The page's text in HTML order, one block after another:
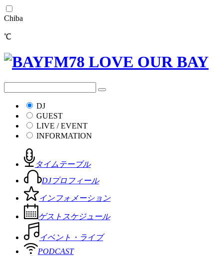
Chiba
℃
DJ
GUEST
LIVE / EVENT
INFORMATION
タイムテーブル
DJプロフィール
インフォメーション
ゲストスケジュール
イベント・ライブ
PODCAST